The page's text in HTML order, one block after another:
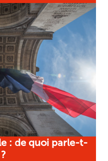
: de quoi parle-t-